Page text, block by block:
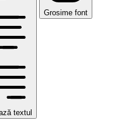
textul
Grosime font